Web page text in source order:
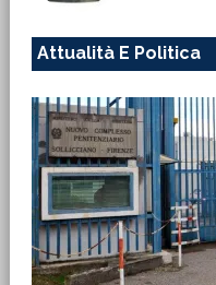
Attualità E Politica